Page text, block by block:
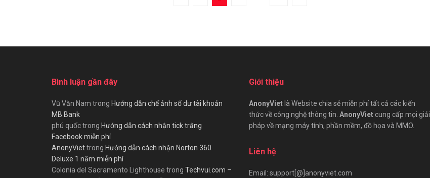
Bình luận gần đây
Vũ Văn Nam trong Hướng dẫn chế ảnh số dư tài khoản
MB Bank
phú quốctrong Hướng dẫn cách nhận tick trắng
Facebook miễn phí
AnonyViettrong Hướng dẫn cách nhận Norton 360
Deluxe 1 năm miễn phí
Colonia del Sacramento Lighthouse trong Techvui.com –
Giới thiệu
AnonyViet là Website chia sẻ miễn phí tất cả các kiến
thức về công nghệ thông tin. AnonyViet cung cấp mọi giải
pháp về mạng máy tính, phần mềm, đồ họa và MMO.
Liên hệ
Email: support[@]anonyviet.com